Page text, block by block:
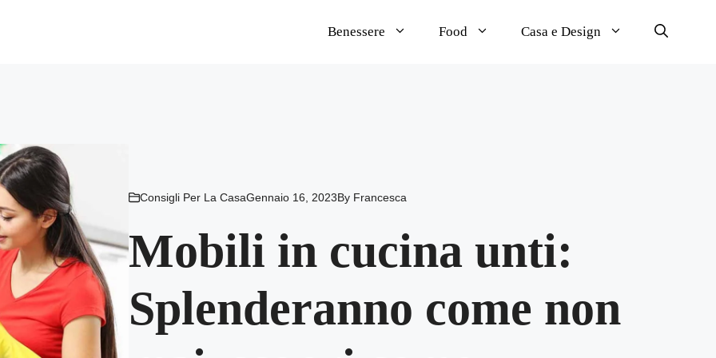
Benessere Food Casa e Design
Consigli Per La CasaGennaio 16, 2023By Francesca
Mobili in cucina unti:
Splenderanno come non